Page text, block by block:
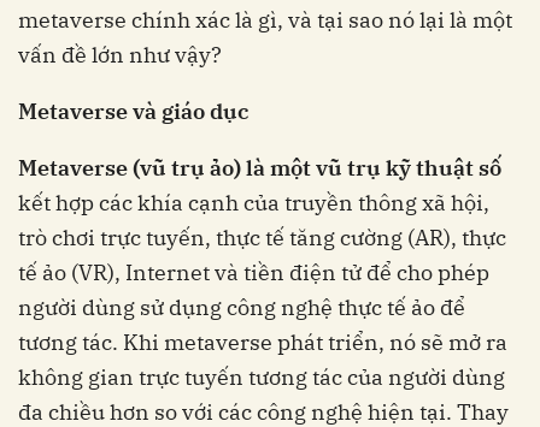
metaverse chính xác là gì, và tại sao nó lại là một
vấn đề lớn như vậy?
Metaverse và giáo dục
Metaverse (vũ trụ ảo) là một vũ trụ kỹ thuật số
kết hợp các khía cạnh của truyền thông xã hội,
trò chơi trực tuyến, thực tế tăng cường (AR), thực
tế ảo (VR), Internet và tiền điện tử để cho phép
người dùng sử dụng công nghệ thực tế ảo để
tương tác. Khi metaverse phát triển, nó sẽ mở ra
không gian trực tuyến tương tác của người dùng
đa chiều hơn so với các công nghệ hiện tại. Thay